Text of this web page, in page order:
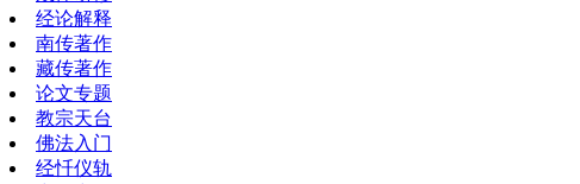
经论解释
南传著作
藏传著作
论文专题
教宗天台
佛法入门
经忏仪轨